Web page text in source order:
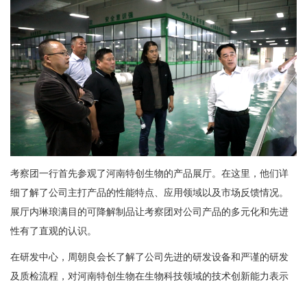
考察团一行首先参观了河南特创生物的产品展厅。在这里，他们详
细了解了公司主打产品的性能特点、应用领域以及市场反馈情况。
展厅内琳琅满目的可降解制品让考察团对公司产品的多元化和先进
性有了直观的认识。
在研发中心，周朝良会长了解了公司先进的研发设备和严谨的研发
及质检流程，对河南特创生物在生物科技领域的技术创新能力表示